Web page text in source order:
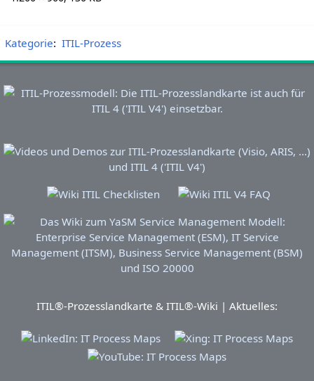
Kategorie: ITIL-Prozess
ITIL®-Prozesslandkarte & ITIL®-Wiki | Aktuelles: